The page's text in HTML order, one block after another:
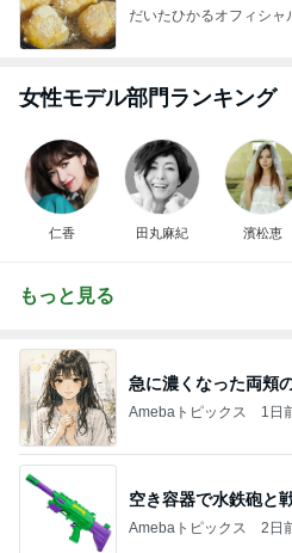
だいたひかるオフィシャ
女性モデル部門ランキング
仁香 田丸麻紀 濱松恵
もっと見る
急に濃くなった両頬
Amebaトピックス 1日
空き容器で水鉄砲と
Amebaトピックス 2日